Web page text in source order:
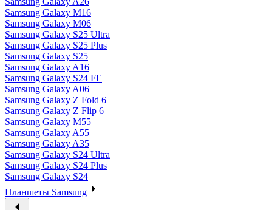
Samsung Galaxy M16
Samsung Galaxy M06
Samsung Galaxy S25 Ultra
Samsung Galaxy S25 Plus
Samsung Galaxy S25
Samsung Galaxy A16
Samsung Galaxy S24 FE
Samsung Galaxy A06
Samsung Galaxy Z Fold 6
Samsung Galaxy Z Flip 6
Samsung Galaxy M55
Samsung Galaxy A55
Samsung Galaxy A35
Samsung Galaxy S24 Ultra
Samsung Galaxy S24 Plus
Samsung Galaxy S24
Планшеты Samsung